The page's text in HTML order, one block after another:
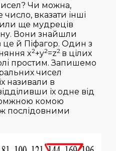
Чи можна,
вказати інші
ще мудреців
Вони знайшли
це й Піфагор. Один з
x2+y2=z2 в цілих
простим. Запишемо
чисел
називали в
їх одне від
комою
послідовними